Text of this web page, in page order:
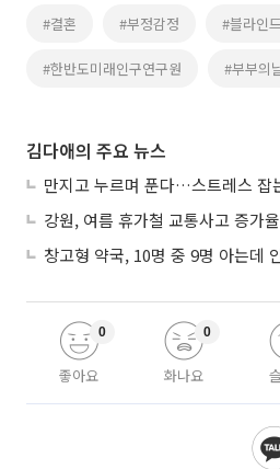
#결혼 #부정감정 #블라인드
#한반도미래인구연구원 #부부의
김다애의 주요 뉴스
만지고 누르며 푼다…스트레스 잡
강원, 여름 휴가철 교통사고 증가
창고형 약국, 10명 중 9명 아는데
좋아요
0
화나요
0